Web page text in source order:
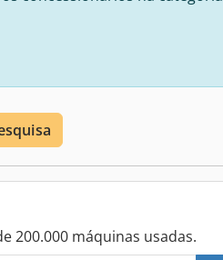
200.000 máquinas usadas.